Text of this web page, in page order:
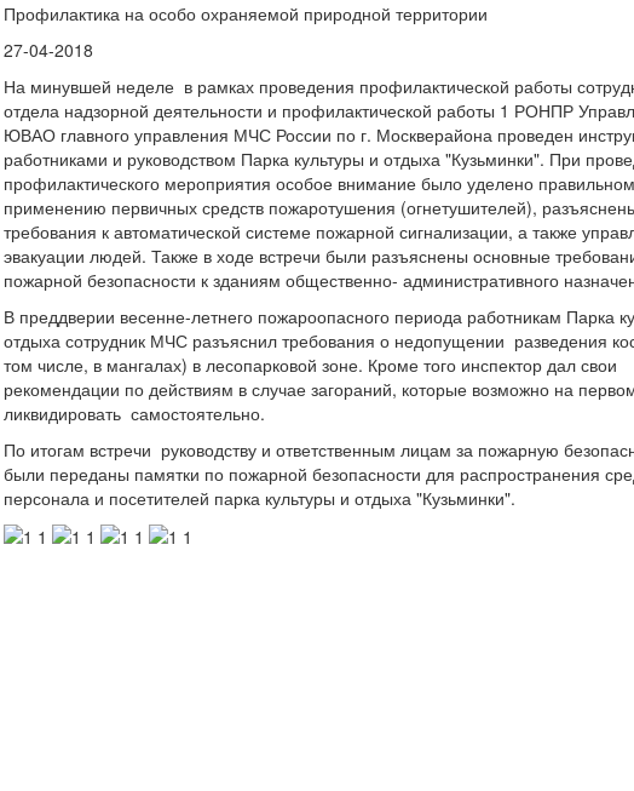
Профилактика на особо охраняемой природной территории
27-04-2018
На минувшей неделе в рамках проведения профилактической работы
отдела надзорной деятельности и профилактической работы 1 РОНПР
ЮВАО главного управления МЧС России по г. Москверайона проведен
работниками и руководством Парка культуры и отдыха "Кузьминки". При
профилактического мероприятия особое внимание было уделено
применению первичных средств пожаротушения (огнетушителей),
требования к автоматической системе пожарной сигнализации, а также
эвакуации людей. Также в ходе встречи были разъяснены основные
пожарной безопасности к зданиям общественно- административного
В преддверии весенне-летнего пожароопасного периода работникам Парка
отдыха сотрудник МЧС разъяснил требования о недопущении разведения
том числе, в мангалах) в лесопарковой зоне. Кроме того инспектор дал свои
рекомендации по действиям в случае загораний, которые возможно на
ликвидировать самостоятельно.
По итогам встречи руководству и ответственным лицам за пожарную
были переданы памятки по пожарной безопасности для распространения
персонала и посетителей парка культуры и отдыха "Кузьминки".